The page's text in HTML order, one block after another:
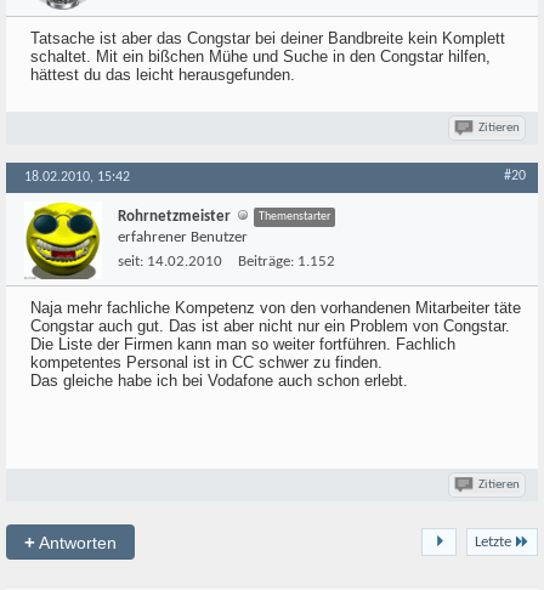
Tatsache ist aber das Congstar bei deiner Bandbreite kein Komplett
schaltet. Mit ein bißchen Mühe und Suche in den Congstar hilfen,
hättest du das leicht herausgefunden.
Zitieren
18.02.2010, 15:42 #20
Rohrnetzmeister Themenstarter
erfahrener Benutzer
seit: 14.02.2010 Beiträge: 1.152
Naja mehr fachliche Kompetenz von den vorhandenen Mitarbeiter täte
Congstar auch gut. Das ist aber nicht nur ein Problem von Congstar.
Die Liste der Firmen kann man so weiter fortführen. Fachlich
kompetentes Personal ist in CC schwer zu finden.
Das gleiche habe ich bei Vodafone auch schon erlebt.
Zitieren
+Antworten Letzte